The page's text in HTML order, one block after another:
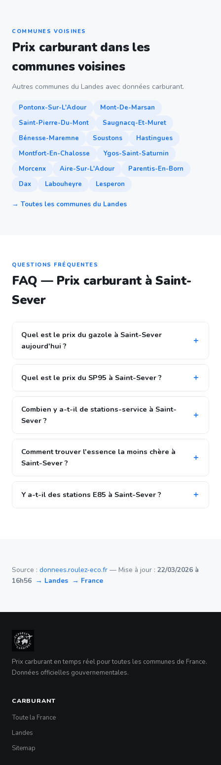
COMMUNES VOISINES
Prix carburant dans les
communes voisines
Autres communes du Landes avec données carburant.
Pontonx-Sur-L'Adour
Mont-De-Marsan
Saint-Pierre-Du-Mont
Saugnacq-Et-Muret
Bénesse-Maremne
Soustons
Hastingues
Montfort-En-Chalosse
Ygos-Saint-Saturnin
Morcenx
Aire-Sur-L'Adour
Parentis-En-Born
Dax
Labouheyre Lesperon
→ Toutes les communes du Landes
QUESTIONS FRÉQUENTES
FAQ — Prix carburant à Saint-
Sever
Quel est le prix du gazole à Saint-Sever
aujourd'hui ?
Quel est le prix du SP95 à Saint-Sever ?
Combien y a-t-il de stations-service à Saint-
Sever ?
Comment trouver l'essence la moins chère à
Saint-Sever ?
Y a-t-il des stations E85 à Saint-Sever ?
Source : donnees.roulez-eco.fr — Mise à jour : 22/03/2026 à
16h56 → Landes → France
Prix carburant en temps réel pour toutes les communes de France.
Données officielles gouvernementales.
CARBURANT
Toute la France
Landes
Sitemap